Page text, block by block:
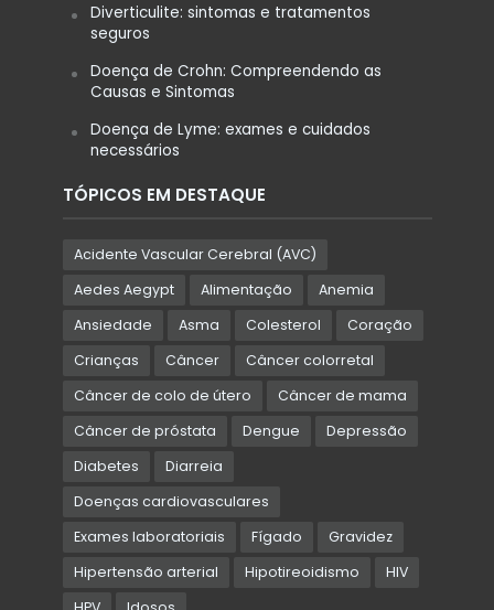
Diverticulite: sintomas e tratamentos
seguros
Doença de Crohn: Compreendendo as
Causas e Sintomas
Doença de Lyme: exames e cuidados
necessários
TÓPICOS EM DESTAQUE
Acidente Vascular Cerebral (AVC)
Aedes Aegypt
Alimentação
Anemia
Ansiedade
Asma Colesterol
Coração
Crianças
Câncer
Câncer colorretal
Câncer de colo de útero
Câncer de mama
Câncer de próstata
Dengue
Depressão
Diabetes
Diarreia
Doenças cardiovasculares
Exames laboratoriais
Fígado
Gravidez
Hipertensão arterial
Hipotireoidismo
HIV